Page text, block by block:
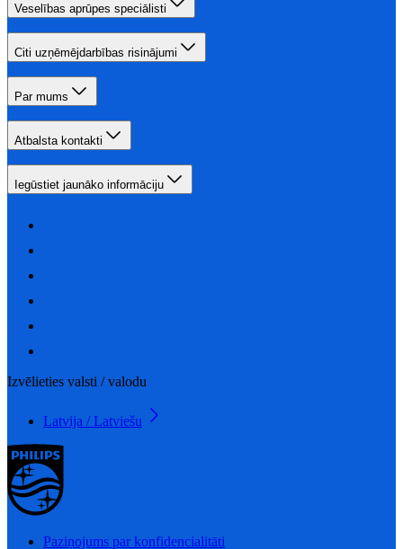
Veselības aprūpes speciālisti
Citi uzņēmējdarbības risinājumi
Par mums
Atbalsta kontakti
Iegūstiet jaunāko informāciju
Izvēlieties valsti / valodu
Latvija / Latviešu
Paziņojums par konfidencialitāti